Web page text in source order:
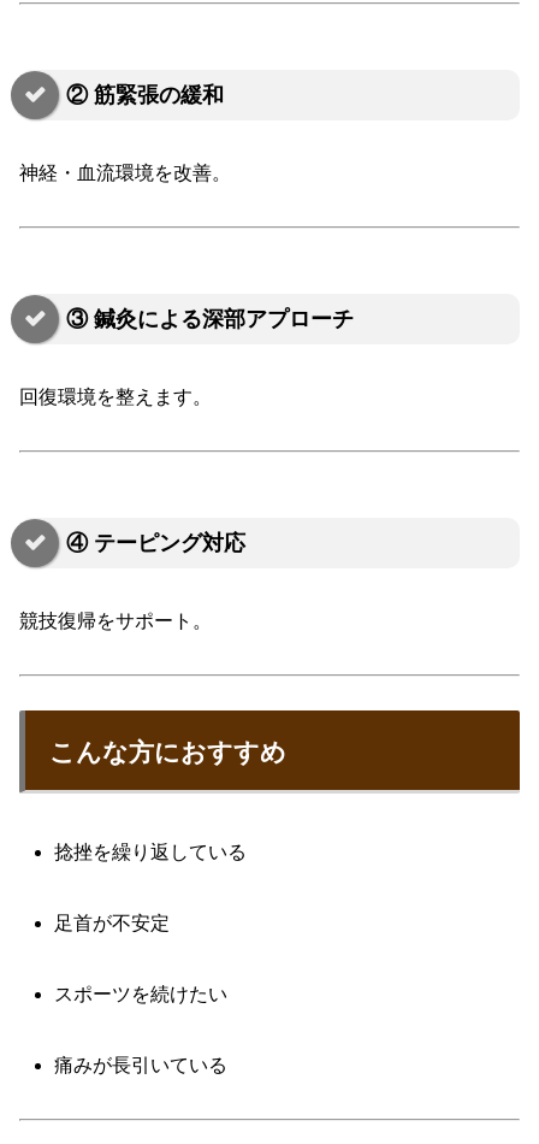
② 筋緊張の緩和
神経・血流環境を改善。
③ 鍼灸による深部アプローチ
回復環境を整えます。
④ テーピング対応
競技復帰をサポート。
こんな方におすすめ
捻挫を繰り返している
足首が不安定
スポーツを続けたい
痛みが長引いている